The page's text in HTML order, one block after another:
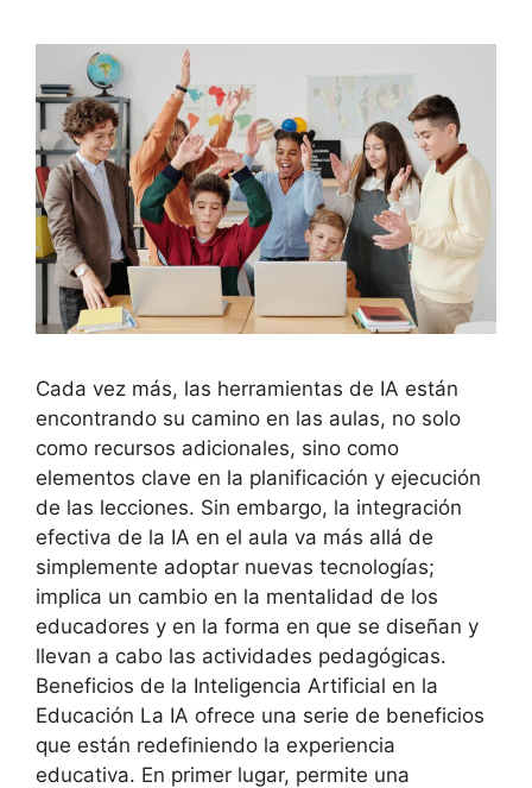
Cada vez más, las herramientas de IA están
encontrando su camino en las aulas, no solo
como recursos adicionales, sino como
elementos clave en la planificación y ejecución
de las lecciones. Sin embargo, la integración
efectiva de la IA en el aula va más allá de
simplemente adoptar nuevas tecnologías;
implica un cambio en la mentalidad de los
educadores y en la forma en que se diseñan y
llevan a cabo las actividades pedagógicas.
Beneficios de la Inteligencia Artificial en la
Educación La IA ofrece una serie de beneficios
que están redefiniendo la experiencia
educativa. En primer lugar, permite una